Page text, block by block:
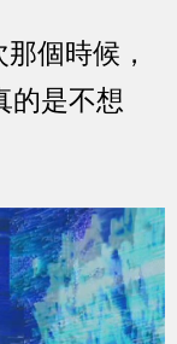
個時候，
的是不想